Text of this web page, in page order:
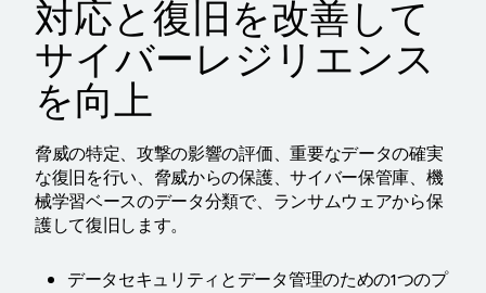
対応と復旧を改善して
サイバーレジリエンス
を向上
脅威の特定、攻撃の影響の評価、重要なデータの確実
な復旧を行い、脅威からの保護、サイバー保管庫、機
械学習ベースのデータ分類で、ランサムウェアから保
護して復旧します。
データセキュリティとデータ管理のための1つのプ